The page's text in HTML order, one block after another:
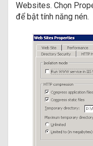
Websites. Chọn
để bật tính năng nén.